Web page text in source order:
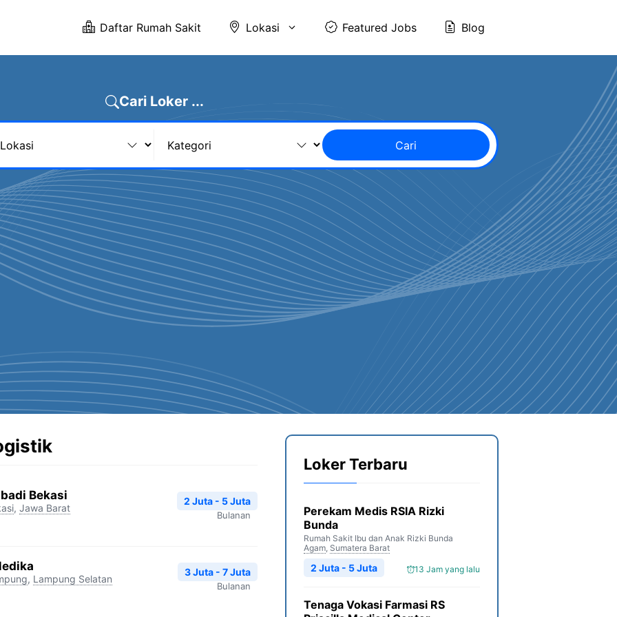
Daftar Rumah Sakit Lokasi Featured Jobs Blog
Cari Loker ...
Cari
Bekasi
, Jawa Barat
2 Juta - 5 Juta
Bulanan
, Lampung Selatan
3 Juta - 7 Juta
Bulanan
Loker Terbaru
Perekam Medis RSIA Rizki
Bunda
Rumah Sakit Ibu dan Anak Rizki Bunda
Agam, Sumatera Barat
13 Jam yang lalu
2 Juta - 5 Juta
Tenaga Vokasi Farmasi RS